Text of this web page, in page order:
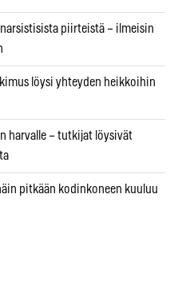
piirteistä – ilmeisin
löysi yhteyden heikkoihin
harvalle – tutkijat löysivät
pitkään kodinkoneen kuuluu